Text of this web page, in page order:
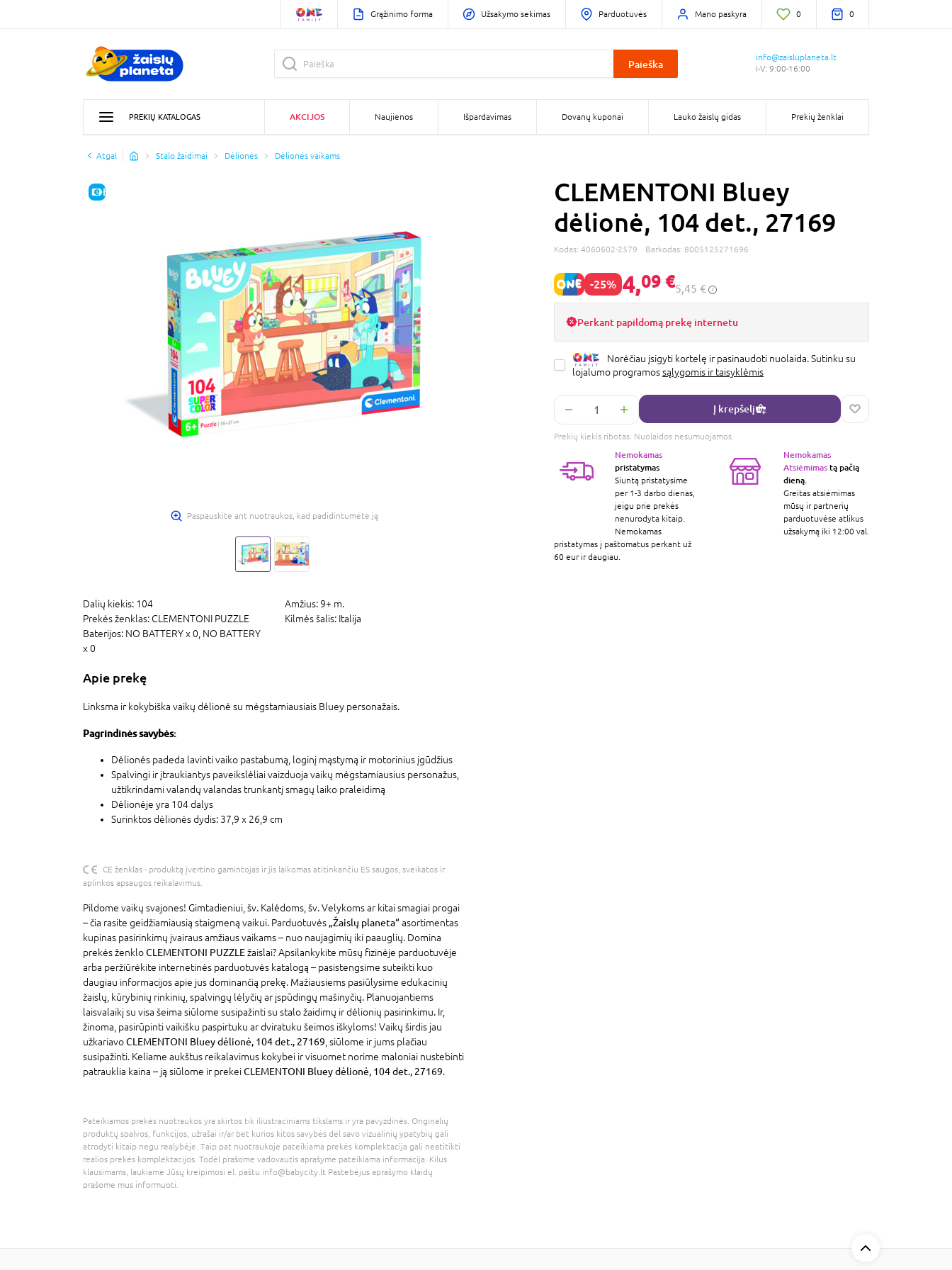
Grąžinimo forma Užsakymo sekimas Parduotuvės Mano paskyra 0 0
Paieška
info@zaisluplaneta.lt
I-V: 9:00-16:00
PREKIŲ KATALOGAS AKCIJOS Naujienos Išpardavimas Dovanų kuponai Lauko žaislų gidas Prekių ženklai
Atgal Stalo žaidimai Dėlionės Dėlionės vaikams
E-KAINA
Paspauskite ant nuotraukos, kad padidintumėte ją
Dalių kiekis: 104 Amžius: 9+ m.
Prekės ženklas: CLEMENTONI PUZZLE Kilmės šalis: Italija
Baterijos: NO BATTERY x 0, NO BATTERY
x 0
Apie prekę
Linksma ir kokybiška vaikų dėlionė su mėgstamiausiais Bluey personažais.
Pagrindinės savybės:
Dėlionės padeda lavinti vaiko pastabumą, loginį mąstymą ir motorinius įgūdžius
Spalvingi ir įtraukiantys paveikslėliai vaizduoja vaikų mėgstamiausius personažus,
užtikrindami valandų valandas trunkantį smagų laiko praleidimą
Dėlionėje yra 104 dalys
Surinktos dėlionės dydis: 37,9 x 26,9 cm
CE ženklas - produktą įvertino gamintojas ir jis laikomas atitinkančiu ES saugos, sveikatos ir
aplinkos apsaugos reikalavimus.
Pildome vaikų svajones! Gimtadieniui, šv. Kalėdoms, šv. Velykoms ar kitai smagiai progai
– čia rasite geidžiamiausią staigmeną vaikui. Parduotuvės „Žaislų planeta“asortimentas
kupinas pasirinkimų įvairaus amžiaus vaikams – nuo naujagimių iki paauglių. Domina
prekės ženkloCLEMENTONI PUZZLEžaislai? Apsilankykite mūsų fizinėje parduotuvėje
arba peržiūrėkite internetinės parduotuvės katalogą – pasistengsime suteikti kuo
daugiau informacijos apie jus dominančią prekę. Mažiausiems pasiūlysime edukacinių
žaislų, kūrybinių rinkinių, spalvingų lėlyčių ar įspūdingų mašinyčių. Planuojantiems
laisvalaikį su visa šeima siūlome susipažinti su stalo žaidimų ir dėlionių pasirinkimu. Ir,
žinoma, pasirūpinti vaikišku paspirtuku ar dviratuku šeimos iškyloms! Vaikų širdis jau
užkariavoCLEMENTONI Bluey dėlionė, 104 det., 27169 , siūlome ir jums plačiau
susipažinti. Keliame aukštus reikalavimus kokybei ir visuomet norime maloniai nustebinti
patrauklia kaina – ją siūlome ir prekeiCLEMENTONI Bluey dėlionė, 104 det., 27169.
Pateikiamos prekės nuotraukos yra skirtos tik iliustraciniams tikslams ir yra pavyzdinės. Originalių
produktų spalvos, funkcijos, užrašai ir/ar bet kurios kitos savybės dėl savo vizualinių ypatybių gali
atrodyti kitaip negu realybėje. Taip pat nuotraukoje pateikiama prekės komplektacija gali neatitikti
realios prekės komplektacijos. Todėl prašome vadovautis aprašyme pateikiama informacija. Kilus
klausimams, laukiame Jūsų kreipimosi el. paštu info@babycity.lt Pastebėjus aprašymo klaidų
prašome mus informuoti.
CLEMENTONI Bluey
dėlionė, 104 det., 27169
Kodas: 4060602-2579 Barkodas: 8005125271696
-25% 4,09 €5,45 €
Perkant papildomą prekę internetu
Norėčiau įsigyti kortelę ir pasinaudoti nuolaida. Sutinku su
lojalumo programossąlygomis ir taisyklėmis
Į krepšelį
Prekių kiekis ribotas. Nuolaidos nesumuojamos.
Nemokamas
pristatymas
Siuntą pristatysime
per 1-3 darbo dienas,
jeigu prie prekės
nenurodyta kitaip.
Nemokamas
pristatymas į paštomatus perkant už
60 eur ir daugiau.
Nemokamas
Atsiėmimastą pačią
dieną.
Greitas atsiėmimas
mūsų ir partnerių
parduotuvėse atlikus
užsakymą iki 12:00 val.